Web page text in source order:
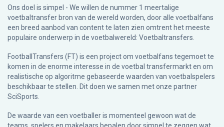
Ons doel is simpel - We willen de nummer 1 meertalige
voetbaltransfer bron van de wereld worden, door alle voetbalfans
een breed aanbod van content te laten zien omtrent het meeste
populaire onderwerp in de voetbalwereld: Voetbaltransfers.
FootballTransfers (FT) is een project om voetbalfans tegemoet te
komen in de enorme interesse in de voetbal transfermarkt en om
realistische op algoritme gebaseerde waarden van voetbalspelers
beschikbaar te stellen. Dit doen we samen met onze partner
SciSports
De waarde van een voetballer is momenteel gewoon wat de